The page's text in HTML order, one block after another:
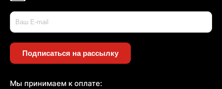
Подписаться на рассылку
Мы принимаем к оплате: